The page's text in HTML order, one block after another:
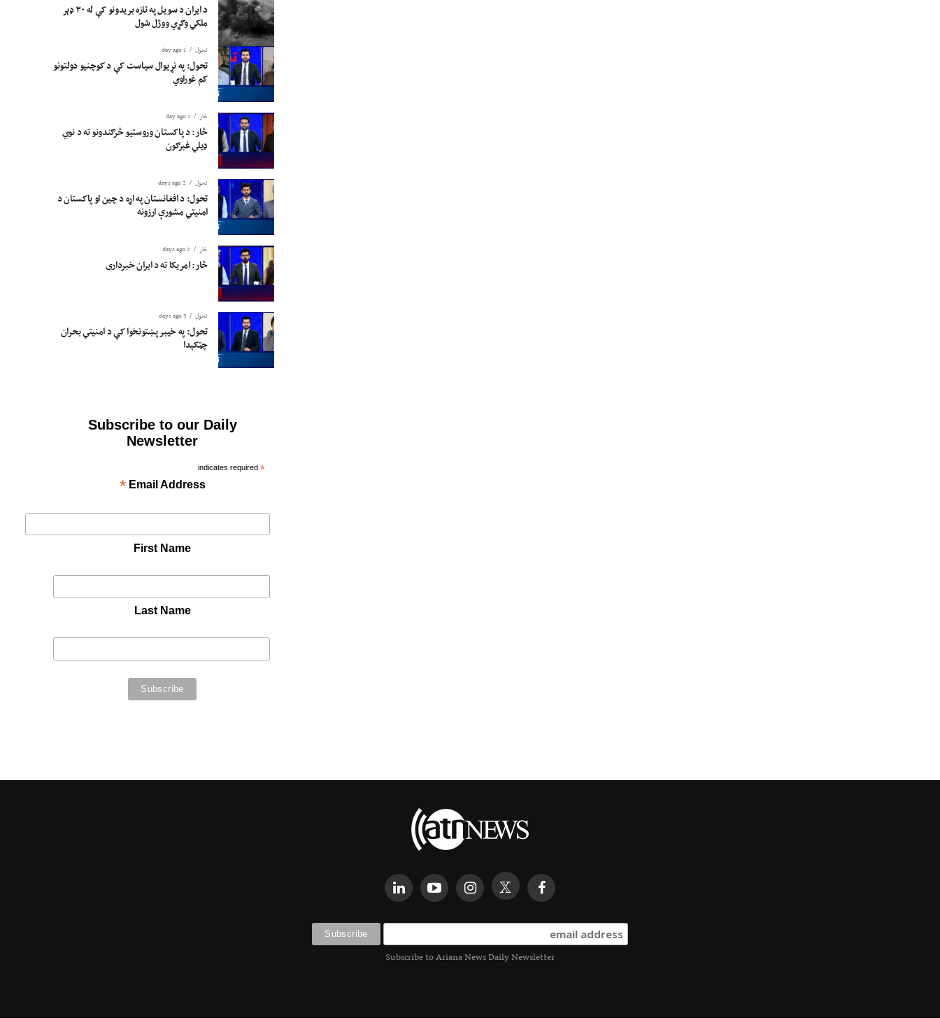
د ایران د سویل په تازه بریدونو کې له ۳۰ ډېر
ملکي وګړي ووژل شول
تحول 1 day ago
تحول: په نړیوال سیاست کې د کوچنیو دولتونو
کم غوراوي
څار 1 day ago
څار: د پاکستان وروستیو څرګندونو ته د نوي
ډیلي غبرګون
تحول 2 days ago
تحول: د افغانستان په اړه د چین او پاکستان د
امنیتي مشورې ارزونه
څار 2 days ago
څار: امریکا ته د ایران خبرداری
تحول 3 days ago
تحول: په خیبر پښتونخوا کې د امنیتي بحران
چټکېدا
Subscribe to our Daily
Newsletter
*
indicates required
Email Address
*
First Name
Last Name
Subscribe to Ariana News Daily Newsletter